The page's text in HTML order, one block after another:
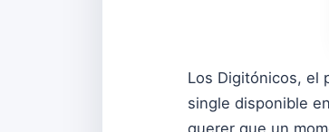
Los Digitónicos, el
single disponible en
querer que un